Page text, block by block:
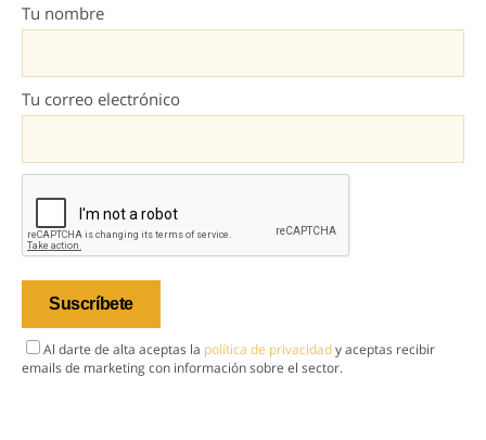
Tu nombre
Tu correo electrónico
Al darte de alta aceptas la política de privacidady aceptas recibir
emails de marketing con información sobre el sector.